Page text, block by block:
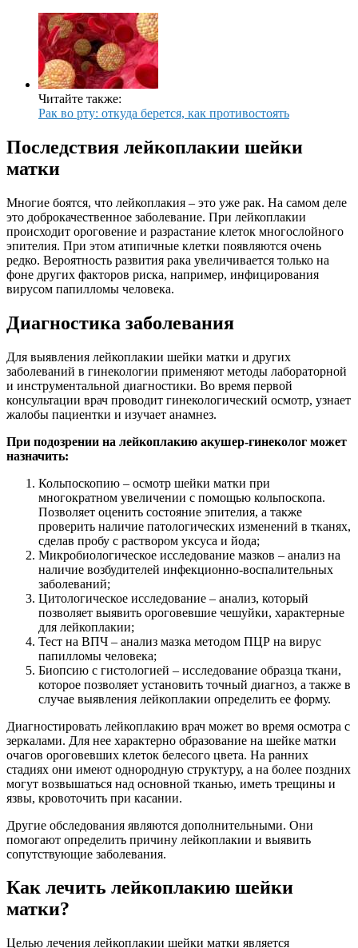
Читайте также:
Рак во рту: откуда берется, как противостоять
Последствия лейкоплакии шейки
матки
Многие боятся, что лейкоплакия – это уже рак. На самом деле
это доброкачественное заболевание. При лейкоплакии
происходит ороговение и разрастание клеток многослойного
эпителия. При этом атипичные клетки появляются очень
редко. Вероятность развития рака увеличивается только на
фоне других факторов риска, например, инфицирования
вирусом папилломы человека.
Диагностика заболевания
Для выявления лейкоплакии шейки матки и других
заболеваний в гинекологии применяют методы лабораторной
и инструментальной диагностики. Во время первой
консультации врач проводит гинекологический осмотр, узнает
жалобы пациентки и изучает анамнез.
При подозрении на лейкоплакию акушер-гинеколог может
назначить:
Кольпоскопию – осмотр шейки матки при
многократном увеличении с помощью кольпоскопа.
Позволяет оценить состояние эпителия, а также
проверить наличие патологических изменений в тканях,
сделав пробу с раствором уксуса и йода;
Микробиологическое исследование мазков – анализ на
наличие возбудителей инфекционно-воспалительных
заболеваний;
Цитологическое исследование – анализ, который
позволяет выявить ороговевшие чешуйки, характерные
для лейкоплакии;
Тест на ВПЧ – анализ мазка методом ПЦР на вирус
папилломы человека;
Биопсию с гистологией – исследование образца ткани,
которое позволяет установить точный диагноз, а также в
случае выявления лейкоплакии определить ее форму.
Диагностировать лейкоплакию врач может во время осмотра с
зеркалами. Для нее характерно образование на шейке матки
очагов ороговевших клеток белесого цвета. На ранних
стадиях они имеют однородную структуру, а на более поздних
могут возвышаться над основной тканью, иметь трещины и
язвы, кровоточить при касании.
Другие обследования являются дополнительными. Они
помогают определить причину лейкоплакии и выявить
сопутствующие заболевания.
Как лечить лейкоплакию шейки
матки?
Целью лечения лейкоплакии шейки матки является